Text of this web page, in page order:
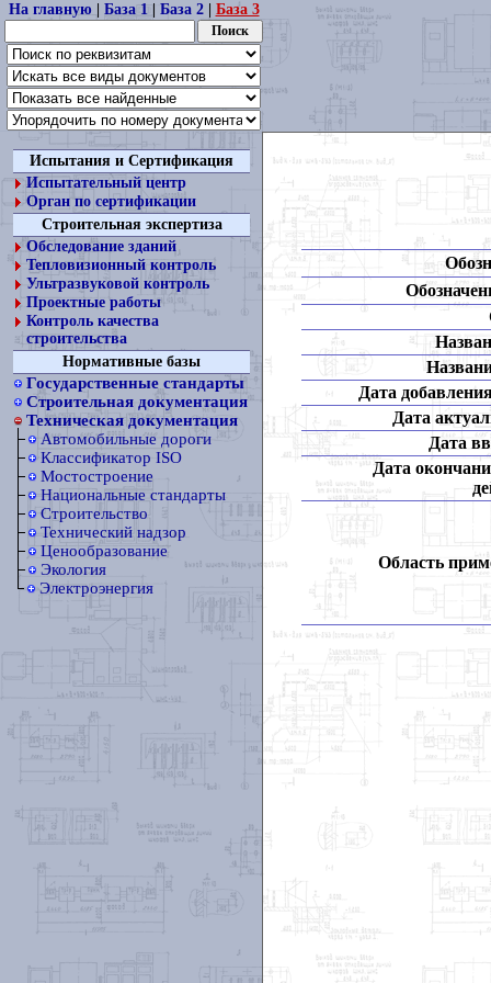
На главную| База 1| База 2| База 3
Испытания и Сертификация
Испытательный центр
Орган по сертификации
Строительная экспертиза
Обследование зданий
Тепловизионный контроль
Ультразвуковой контроль
Проектные работы
Контроль качества
строительства
Нормативные базы
Государственные стандарты
Строительная документация
Техническая документация
Автомобильные дороги
Классификатор ISO
Мостостроение
Национальные стандарты
Строительство
Технический надзор
Ценообразование
Экология
Электроэнергия
Дата
Дата
Дата
Дата
Область